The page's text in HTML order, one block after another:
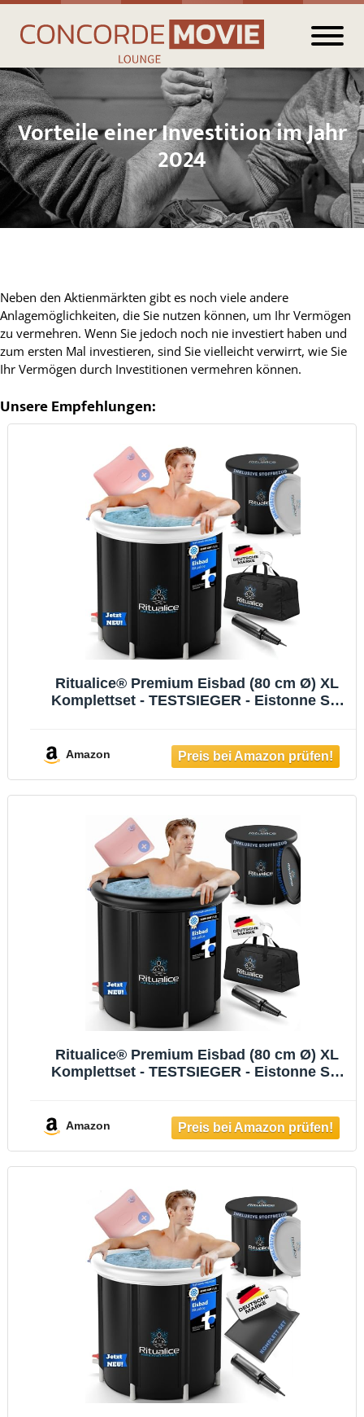
Vorteile einer Investition im Jahr
2024
Neben den Aktienmärkten gibt es noch viele andere
Anlagemöglichkeiten, die Sie nutzen können, um Ihr Vermögen
zu vermehren. Wenn Sie jedoch noch nie investiert haben und
zum ersten Mal investieren, sind Sie vielleicht verwirrt, wie Sie
Ihr Vermögen durch Investitionen vermehren können.
Unsere Empfehlungen:
Ritualice® Premium Eisbad (80 cm Ø) XL
Komplettset - TESTSIEGER - Eistonne Set
Regeneration - Eisfass mit 5-Facher
Isolierung
Amazon
Ritualice® Premium Eisbad (80 cm Ø) XL
Komplettset - TESTSIEGER - Eistonne Set
Regeneration - Eisfass mit 5-Facher
Isolierung
Amazon